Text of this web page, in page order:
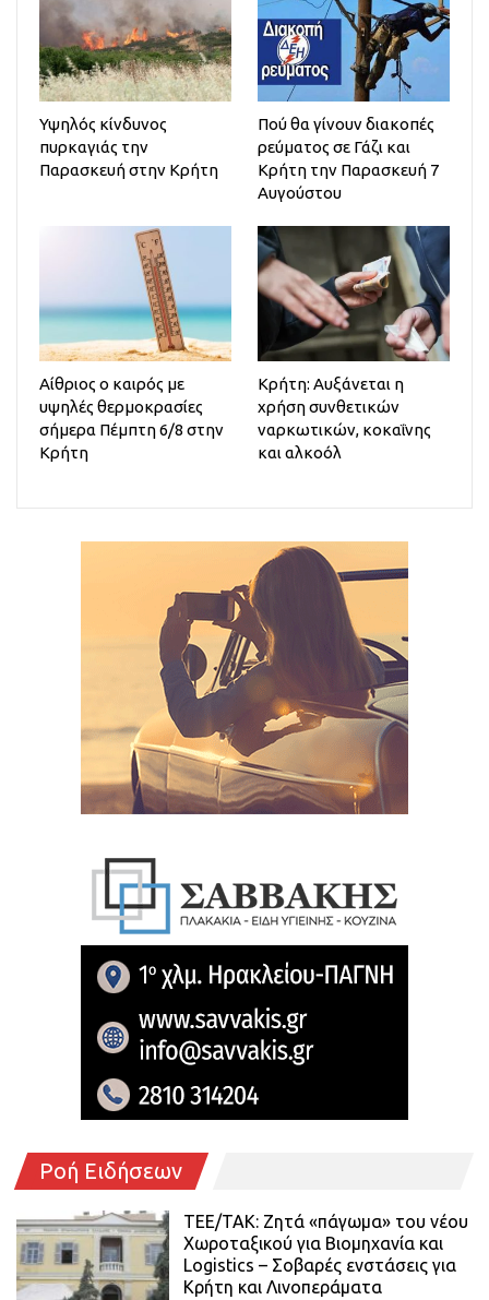
Υψηλός κίνδυνος
πυρκαγιάς την
Παρασκευή στην Κρήτη
Πού θα γίνουν διακοπές
ρεύματος σε Γάζι και
Κρήτη την Παρασκευή 7
Αυγούστου
Αίθριος o καιρός με
υψηλές θερμοκρασίες
σήμερα Πέμπτη 6/8 στην
Κρήτη
Κρήτη: Αυξάνεται η
χρήση συνθετικών
ναρκωτικών, κοκαΐνης
και αλκοόλ
Ροή Ειδήσεων
ΤΕΕ/ΤΑΚ: Ζητά «πάγωμα» του νέου
Χωροταξικού για Βιομηχανία και
Logistics – Σοβαρές ενστάσεις για
Κρήτη και Λινοπεράματα